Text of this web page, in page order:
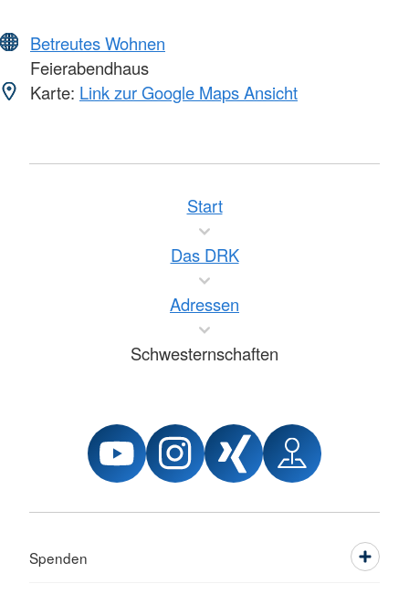
Betreutes Wohnen
Feierabendhaus
Karte: Link zur Google Maps Ansicht
Start
Das DRK
Adressen
Schwesternschaften
Spenden